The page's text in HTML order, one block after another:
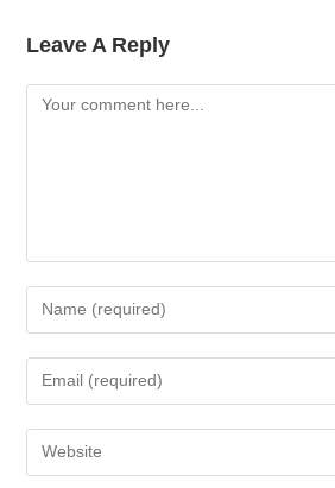
Leave A Reply
Comment
Enter
Your
Name
Or
To
Comment
Enter
Your
Email
Address
Enter
Your